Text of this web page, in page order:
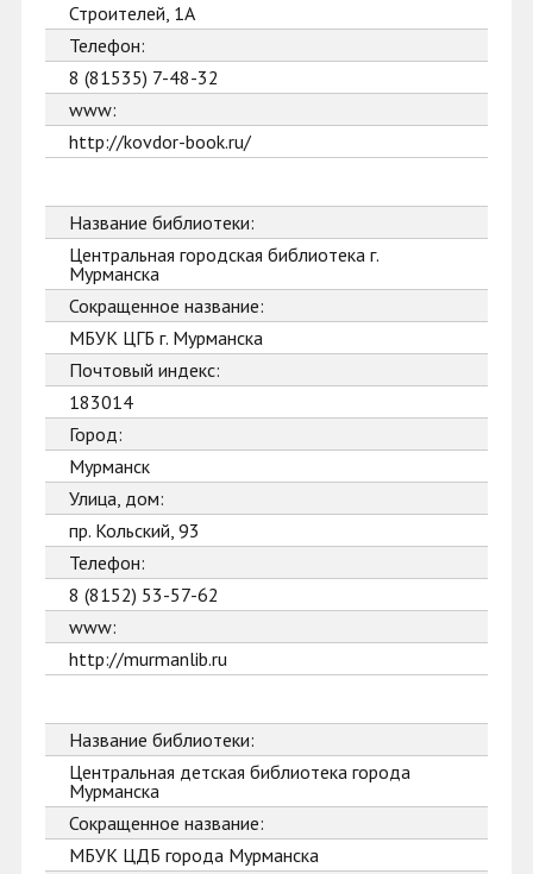
Строителей, 1А
Телефон:
8 (81535) 7-48-32
www:
http://kovdor-book.ru/
Название библиотеки:
Центральная городская библиотека г.
Мурманска
Сокращенное название:
МБУК ЦГБ г. Мурманска
Почтовый индекс:
183014
Город:
Мурманск
Улица, дом:
пр. Кольский, 93
Телефон:
8 (8152) 53-57-62
www:
http://murmanlib.ru
Название библиотеки:
Центральная детская библиотека города
Мурманска
Сокращенное название:
МБУК ЦДБ города Мурманска